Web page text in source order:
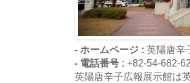
- ホームページ : 英陽唐辛
- 電話番号 : +82-54-682-
英陽唐辛子広報展示館は